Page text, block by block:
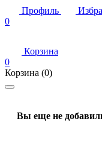
Профиль
0
Корзина
0
Корзина (0)
Вы еще не